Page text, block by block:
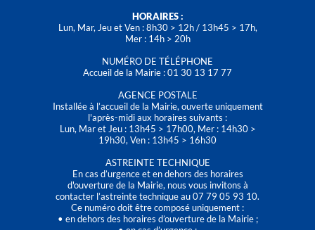
HORAIRES :
Lun, Mar, Jeu et Ven : 8h30 > 12h / 13h45 > 17h,
Mer : 14h > 20h
NUMÉRO DE TÉLÉPHONE
Accueil de la Mairie : 01 30 13 17 77
AGENCE POSTALE
Installée à l’accueil de la Mairie, ouverte uniquement
l'après-midi aux horaires suivants :
Lun, Mar et Jeu : 13h45 > 17h00, Mer : 14h30 >
19h30, Ven : 13h45 > 16h30
ASTREINTE TECHNIQUE
En cas d’urgence et en dehors des horaires
d'ouverture de la Mairie, nous vous invitons à
contacter l’astreinte technique au 07 79 05 93 10.
Ce numéro doit être composé uniquement :
• en dehors des horaires d’ouverture de la Mairie ;